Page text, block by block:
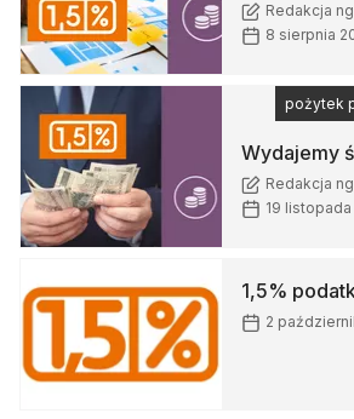
Redakcja
8 sierpnia
Wydajemy
Redakcja
19
pożytek
1,5%
2